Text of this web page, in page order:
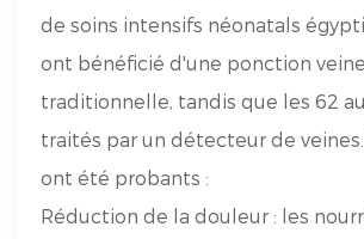
de soins intensifs néonatals
ont bénéficié d'une ponction
traditionnelle, tandis que les 62
traités par un détecteur de
ont été probants :
Réduction de la douleur : les